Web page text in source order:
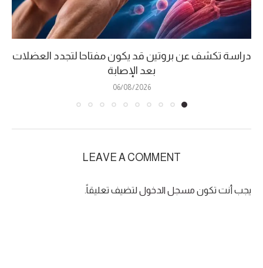
دراسة تكشف عن بروتين قد يكون مفتاحا لتجدد العضلات
بعد الإصابة
06/08/2026
LEAVE A COMMENT
يجب أنت تكون مسجل الدخول لتضيف تعليقاً.